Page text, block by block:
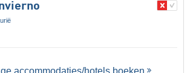
accommodaties/hotels boeken